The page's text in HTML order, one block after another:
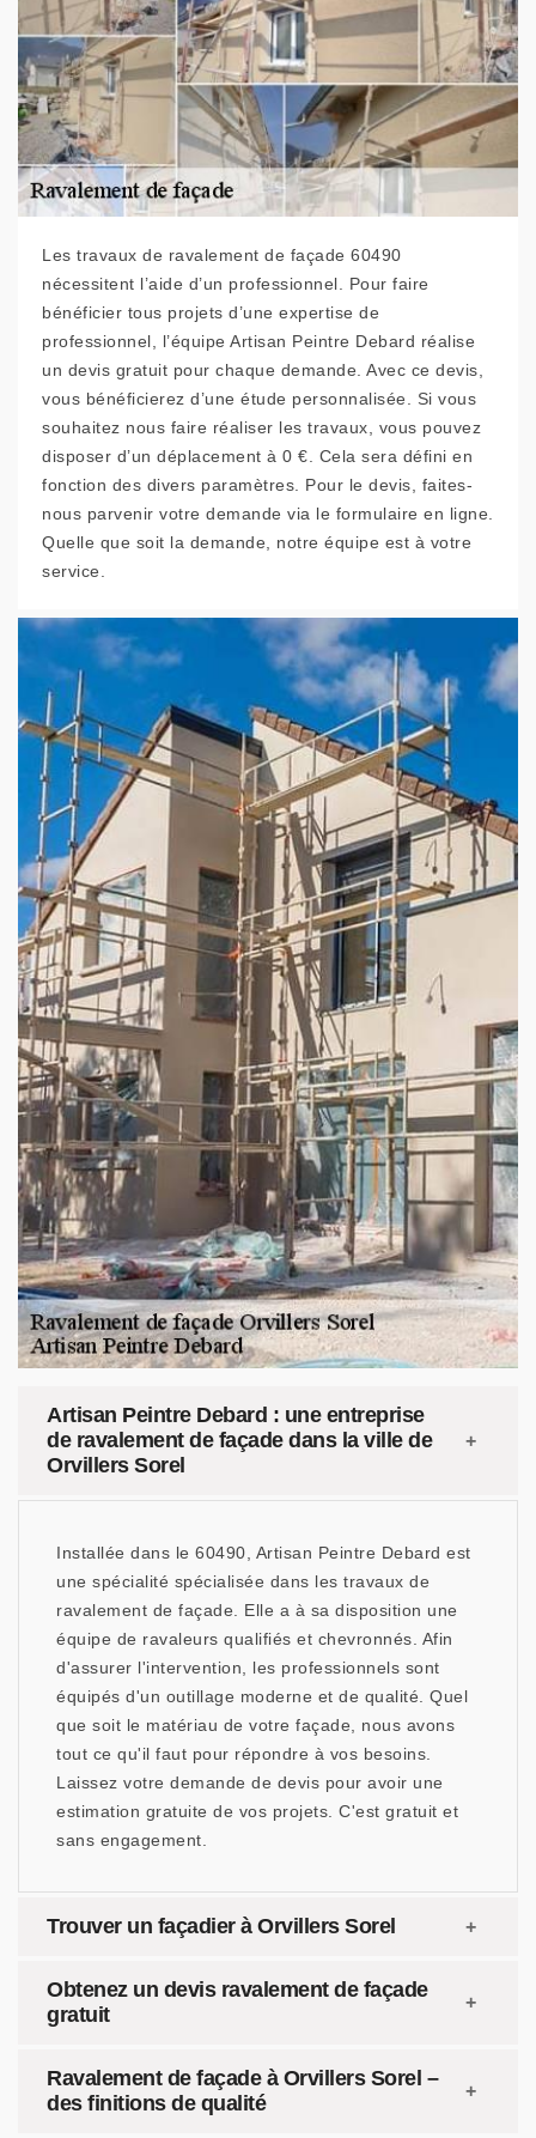
Les travaux de ravalement de façade 60490
nécessitent l’aide d’un professionnel. Pour faire
bénéficier tous projets d’une expertise de
professionnel, l’équipe Artisan Peintre Debard réalise
un devis gratuit pour chaque demande. Avec ce devis,
vous bénéficierez d’une étude personnalisée. Si vous
souhaitez nous faire réaliser les travaux, vous pouvez
disposer d’un déplacement à 0 €. Cela sera défini en
fonction des divers paramètres. Pour le devis, faites-
nous parvenir votre demande via le formulaire en ligne.
Quelle que soit la demande, notre équipe est à votre
service.
Artisan Peintre Debard : une entreprise
de ravalement de façade dans la ville de
Orvillers Sorel
Installée dans le 60490, Artisan Peintre Debard est
une spécialité spécialisée dans les travaux de
ravalement de façade. Elle a à sa disposition une
équipe de ravaleurs qualifiés et chevronnés. Afin
d'assurer l'intervention, les professionnels sont
équipés d'un outillage moderne et de qualité. Quel
que soit le matériau de votre façade, nous avons
tout ce qu'il faut pour répondre à vos besoins.
Laissez votre demande de devis pour avoir une
estimation gratuite de vos projets. C'est gratuit et
sans engagement.
Trouver un façadier à Orvillers Sorel
Obtenez un devis ravalement de façade
gratuit
Ravalement de façade à Orvillers Sorel –
des finitions de qualité